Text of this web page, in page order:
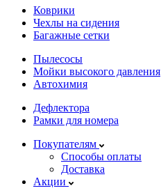
Коврики
Чехлы на сидения
Багажные сетки
Пылесосы
Мойки высокого давления
Автохимия
Дефлектора
Рамки для номера
Покупателям
Способы оплаты
Доставка
Акции